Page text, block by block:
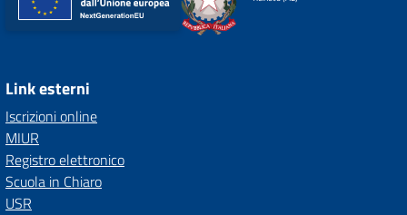
Link esterni
Iscrizioni online
MIUR
Registro elettronico
Scuola in Chiaro
USR